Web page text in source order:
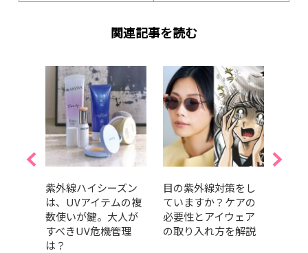
関連記事を読む
紫外線ハイシーズン
は、UVアイテムの複
数使いが鍵。大人が
すべきUV危機管理
は？
目の紫外線対策をし
ていますか？ケアの
必要性とアイウェア
の取り入れ方を解説